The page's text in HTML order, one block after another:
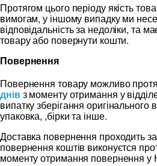
Протягом цього періоду якість
вимогам, у іншому випадку ми
відповідальність за недоліки, та
товару або повернути кошти.
Повернення
Повернення товару можливо
днівз моменту отримання у
випатку зберігання
упаковка, ,бірки та інше.
Доставка повернення проходить
повернення коштів виконуєтся
моменту отримання повернення у